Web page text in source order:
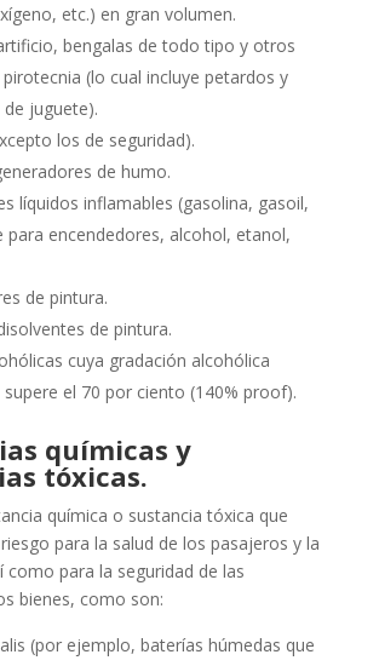
etc.) en gran volumen.
bengalas de todo tipo y otros
(lo cual incluye petardos y
juguete).
los de seguridad).
de humo.
líquidos inflamables (gasolina, gasoil,
para encendedores, alcohol, etanol,
de pintura.
de pintura.
cuya gradación alcohólica
el 70 por ciento (140% proof).
químicas y
tóxicas.
química o sustancia tóxica que
para la salud de los pasajeros y la
como para la seguridad de las
bienes, como son:
(por ejemplo, baterías húmedas que